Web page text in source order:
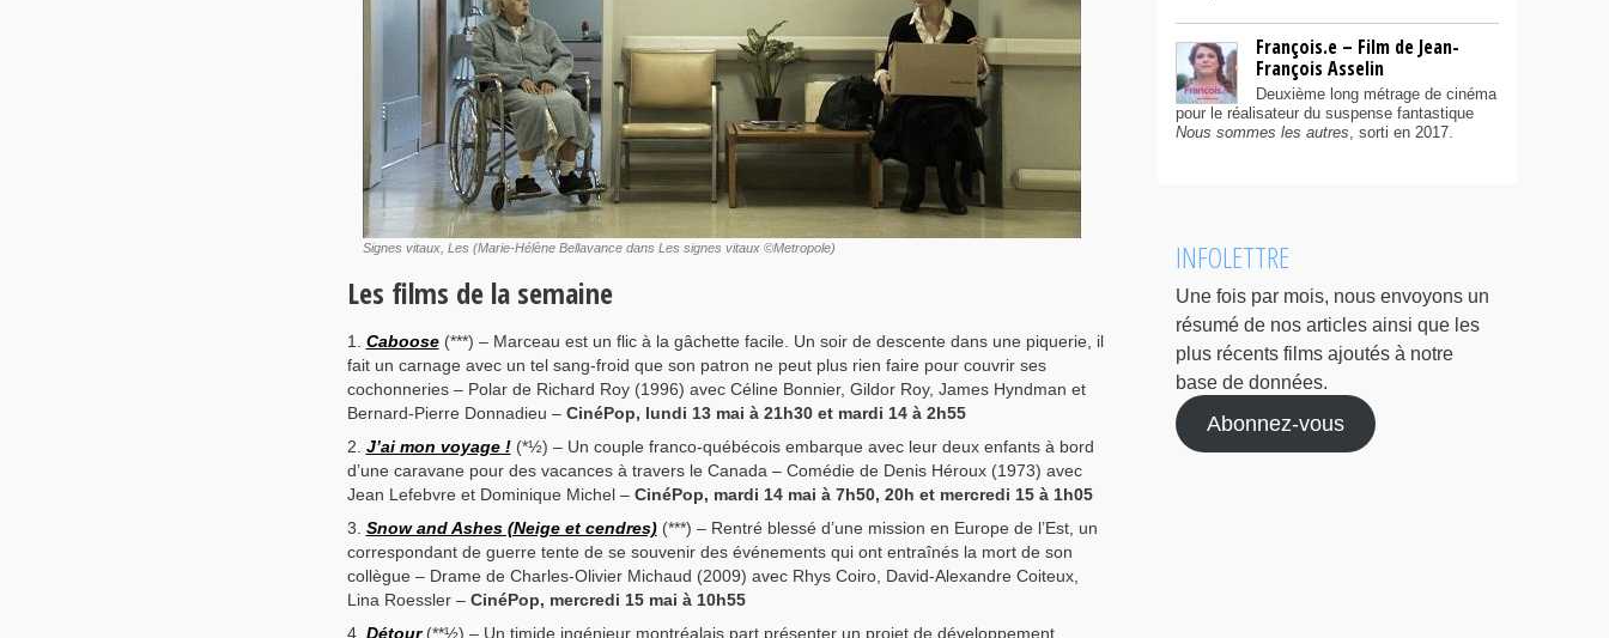
Signes vitaux, Les (Marie-Hélène Bellavance dans Les signes vitaux ©Metropole)
Les films de la semaine
Caboose(***) – Marceau est un flic à la gâchette facile. Un soir de descente dans une piquerie, il
fait un carnage avec un tel sang-froid que son patron ne peut plus rien faire pour couvrir ses
cochonneries – Polar de Richard Roy (1996) avec Céline Bonnier, Gildor Roy, James Hyndman et
Bernard-Pierre Donnadieu – CinéPop, lundi 13 mai à 21h30 et mardi 14 à 2h55
J’ai mon voyage !(*½) – Un couple franco-québécois embarque avec leur deux enfants à bord
d’une caravane pour des vacances à travers le Canada – Comédie de Denis Héroux (1973) avec
Jean Lefebvre et Dominique Michel – CinéPop, mardi 14 mai à 7h50, 20h et mercredi 15 à 1h05
Snow and Ashes (Neige et cendres)(***) – Rentré blessé d’une mission en Europe de l’Est, un
correspondant de guerre tente de se souvenir des événements qui ont entraînés la mort de son
collègue – Drame de Charles-Olivier Michaud (2009) avec Rhys Coiro, David-Alexandre Coiteux,
Lina Roessler – CinéPop, mercredi 15 mai à 10h55
Détour(**½) – Un timide ingénieur montréalais part présenter un projet de développement
François.e – Film de Jean-
François Asselin
Deuxième long métrage de cinéma
pour le réalisateur du suspense fantastique
Nous sommes les autres, sorti en 2017.
INFOLETTRE
Une fois par mois, nous envoyons un
résumé de nos articles ainsi que les
plus récents films ajoutés à notre
base de données.
Abonnez-vous